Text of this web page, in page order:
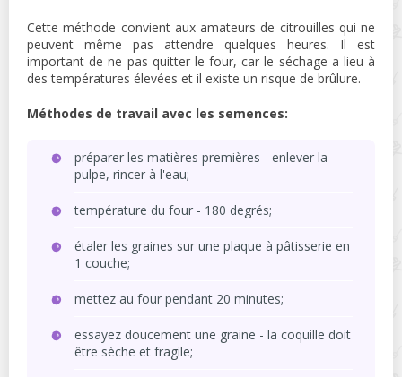
Cette méthode convient aux amateurs de citrouilles qui ne
peuvent même pas attendre quelques heures. Il est
important de ne pas quitter le four, car le séchage a lieu à
des températures élevées et il existe un risque de brûlure.
Méthodes de travail avec les semences:
préparer les matières premières - enlever la
pulpe, rincer à l'eau;
température du four - 180 degrés;
étaler les graines sur une plaque à pâtisserie en
1 couche;
mettez au four pendant 20 minutes;
essayez doucement une graine - la coquille doit
être sèche et fragile;